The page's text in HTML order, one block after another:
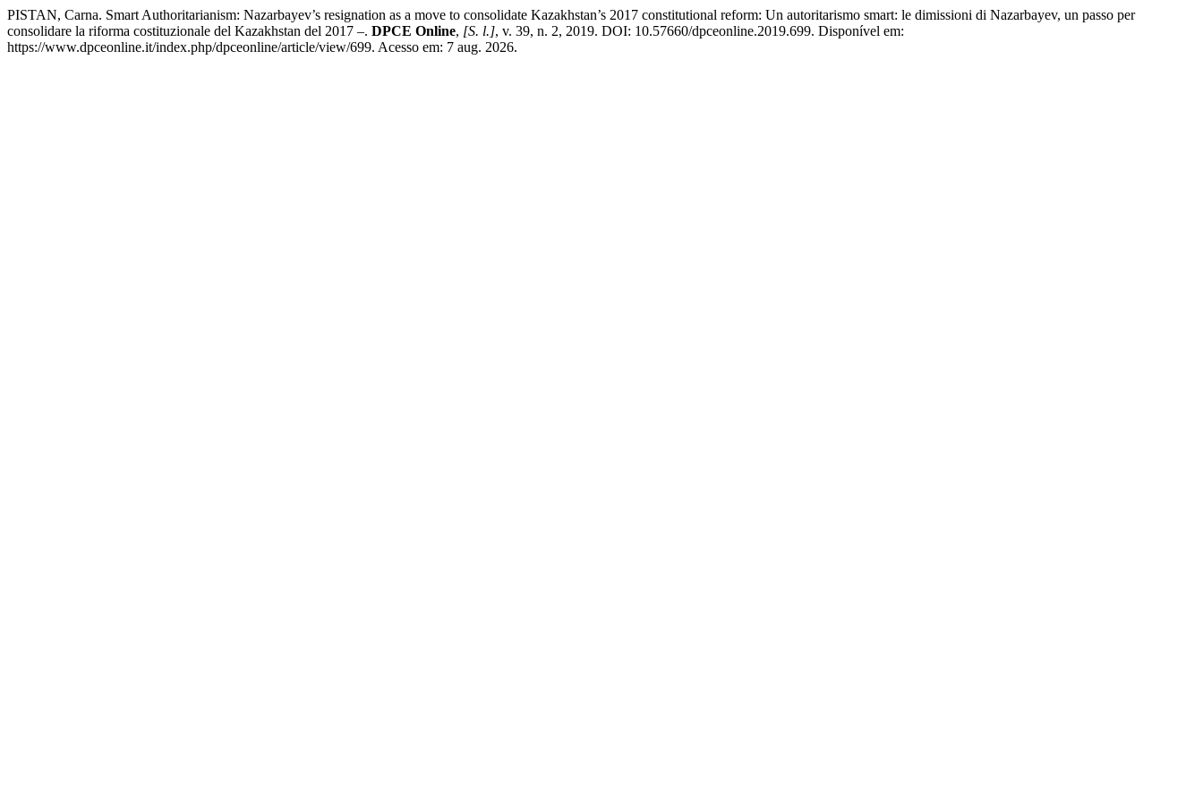
PISTAN, Carna. Smart Authoritarianism: Nazarbayev’s resignation as a move to consolidate Kazakhstan’s 2017 constitutional reform: Un autoritarismo smart: le dimissioni di Nazarbayev, un passo per
consolidare la riforma costituzionale del Kazakhstan del 2017 –. DPCE Online, [S. l.], v. 39, n. 2, 2019. DOI: 10.57660/dpceonline.2019.699. Disponível em:
https://www.dpceonline.it/index.php/dpceonline/article/view/699. Acesso em: 7 aug. 2026.